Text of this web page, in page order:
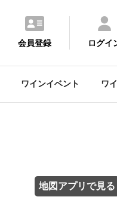
会員登録 ログイ
ワインイベント ワ
地図アプリで見る